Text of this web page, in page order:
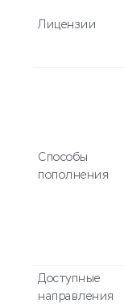
Лицензии
Способы
пополнения
Доступные
направления